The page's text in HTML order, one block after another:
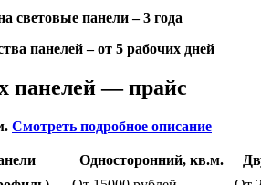
световые панели – 3 года
панелей – от 5 рабочих дней
панелей — прайс
Смотреть подробное описание
Односторонний, кв.м.